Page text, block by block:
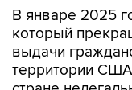
В январе 2025
который
выдачи
территории